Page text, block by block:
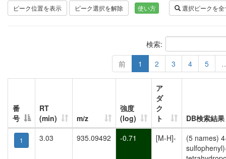
ピーク位置を表示 ピーク選択を解除 使い方 選択ピークを
検索:
前
1 2 3 4 5
番
号
RT
(min)
m/z
強度
(log)
ア
ダ
ク
ト
DB検索結果
1 3.03 935.09492 -0.71 [M-H]-
(5 names)